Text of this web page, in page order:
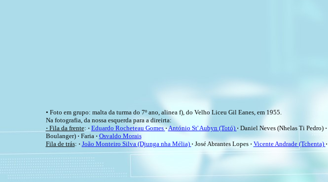
• Foto em grupo: malta da turma do 7º ano, alinea f), do Velho Liceu Gil Eanes, em 1955.
Na fotografia, da nossa esquerda para a direirta:
· Fila da frente: · Eduardo Rocheteau Gomes·António St' Aubyn (Totó) · Daniel Neves (Nhelas Ti Pedro) ·
Boulanger) · Faria · Osvaldo Morais
Fila de trás: · João Monteiro Silva (Djunga nha Mélia) · José Abrantes Lopes · Vicente Andrade (Tchenta) ·